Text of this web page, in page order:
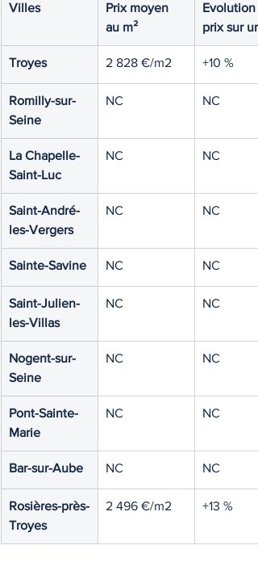
Villes
Prix moyen
au m²
Evolution
prix sur un
Troyes 2 828 €/m2 +10 %
Romilly-sur-
Seine
NC NC
La Chapelle-
Saint-Luc
NC NC
Saint-André-
les-Vergers
NC NC
Sainte-Savine NC NC
Saint-Julien-
les-Villas
NC NC
Nogent-sur-
Seine
NC NC
Pont-Sainte-
Marie
NC NC
Bar-sur-Aube NC NC
Rosières-près-
Troyes
2 496 €/m2 +13 %